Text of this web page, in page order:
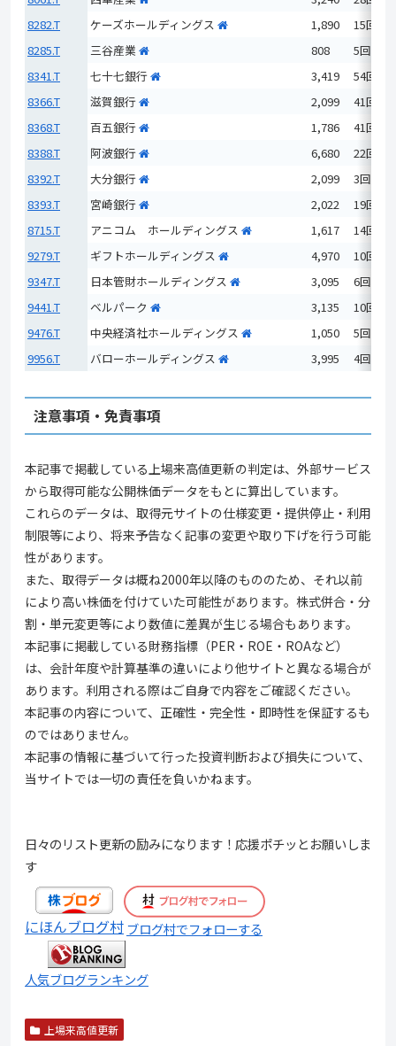
8282.T
ケーズホールディングス 1,890
15回
8285.T
三谷産業 808
5回
8341.T
七十七銀行 3,419
54回
8366.T
滋賀銀行 2,099
41回
8368.T
百五銀行 1,786
41回
8388.T
阿波銀行 6,680
22回
8392.T
大分銀行 2,099
3回
8393.T
宮崎銀行 2,022
19回
8715.T
アニコム ホールディングス 1,617
14回
9279.T
ギフトホールディングス 4,970
10回
9347.T
日本管財ホールディングス 3,095
6回
9441.T
ベルパーク 3,135
10回
9476.T
中央経済社ホールディングス 1,050
5回
9956.T
バローホールディングス 3,995 4回
注意事項・免責事項
本記事で掲載している上場来高値更新の判定は、外部サービス
から取得可能な公開株価データをもとに算出しています。
これらのデータは、取得元サイトの仕様変更・提供停止・利用
制限等により、将来予告なく記事の変更や取り下げを行う可能
性があります。
また、取得データは概ね2000年以降のもののため、それ以前
により高い株価を付けていた可能性があります。株式併合・分
割・単元変更等により数値に差異が生じる場合もあります。
本記事に掲載している財務指標（PER・ROE・ROAなど）
は、会計年度や計算基準の違いにより他サイトと異なる場合が
あります。利用される際はご自身で内容をご確認ください。
本記事の内容について、正確性・完全性・即時性を保証するも
のではありません。
本記事の情報に基づいて行った投資判断および損失について、
当サイトでは一切の責任を負いかねます。
日々のリスト更新の励みになります！応援ポチッとお願いしま
す
にほんブログ村ブログ村でフォローする
人気ブログランキング
上場来高値更新